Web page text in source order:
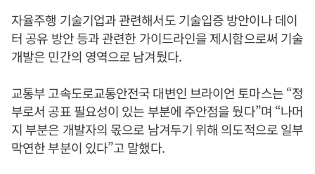
자율주행 기술기업과 관련해서도 기술입증 방안이나 데이
터 공유 방안 등과 관련한 가이드라인을 제시함으로써 기술
개발은 민간의 영역으로 남겨뒀다.
교통부 고속도로교통안전국 대변인 브라이언 토마스는 “정
부로서 공표 필요성이 있는 부분에 주안점을 뒀다”며 “나머
지 부분은 개발자의 몫으로 남겨두기 위해 의도적으로 일부
막연한 부분이 있다”고 말했다.